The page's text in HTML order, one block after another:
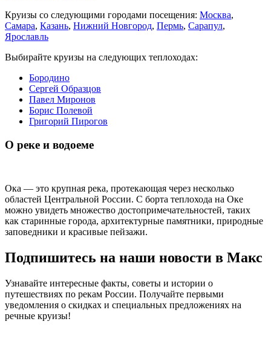
Круизы со следующими городами посещения: Москва,
Самара, Казань, Нижний Новгород, Пермь, Сарапул,
Ярославль
Выбирайте круизы на следующих теплоходах:
Бородино
Сергей Образцов
Павел Миронов
Борис Полевой
Григорий Пирогов
О реке и водоеме
Ока — это крупная река, протекающая через несколько
областей Центральной России. С борта теплохода на Оке
можно увидеть множество достопримечательностей, таких
как старинные города, архитектурные памятники, природные
заповедники и красивые пейзажи.
Подпишитесь на наши новости в Макс
Узнавайте интересные факты, советы и истории о
путешествиях по рекам России. Получайте первыми
уведомления о скидках и специальных предложениях на
речные круизы!